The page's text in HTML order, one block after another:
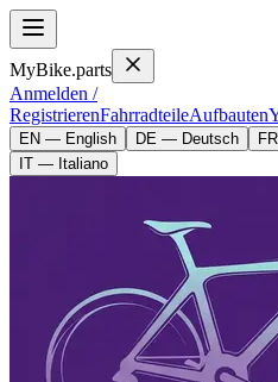
MyBike.parts
Anmelden /
RegistrierenFahrradteileAufbauten
EN — English DE — Deutsch
IT — Italiano